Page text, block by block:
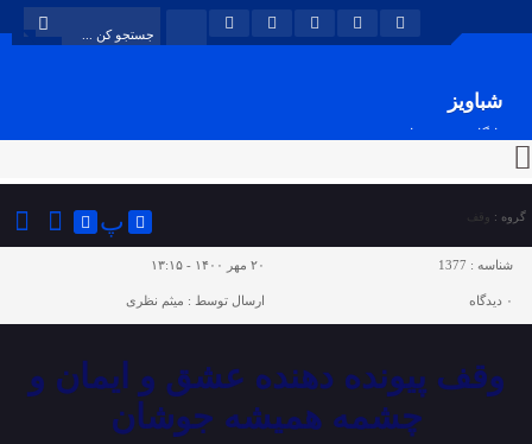
شباویز
پایگاه خبری شباویز
گروه : وقف پ
شناسه : 1377 ۲۰ مهر ۱۴۰۰ - ۱۳:۱۵
۰ دیدگاه ارسال توسط : میثم نظری
وقف پیونده دهنده عشق و ایمان و
چشمه همیشه جوشان